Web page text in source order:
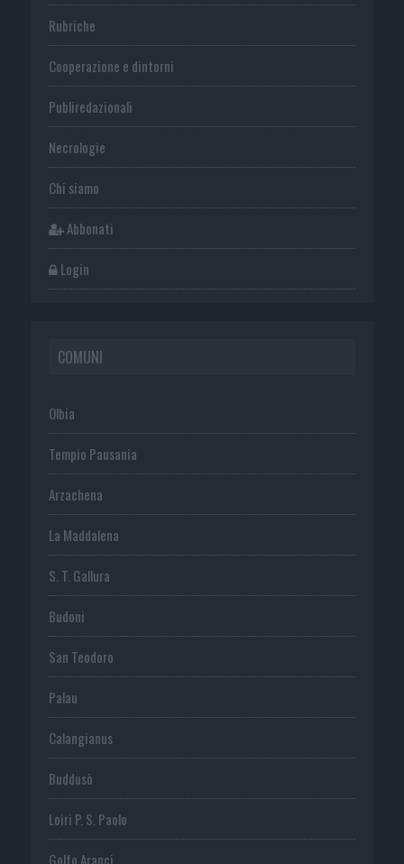
Rubriche
Cooperazione e dintorni
Publiredazionali
Necrologie
Chi siamo
Abbonati
Login
COMUNI
Olbia
Tempio Pausania
Arzachena
La Maddalena
S. T. Gallura
Budoni
San Teodoro
Palau
Calangianus
Buddusò
Loiri P. S. Paolo
Golfo Aranci